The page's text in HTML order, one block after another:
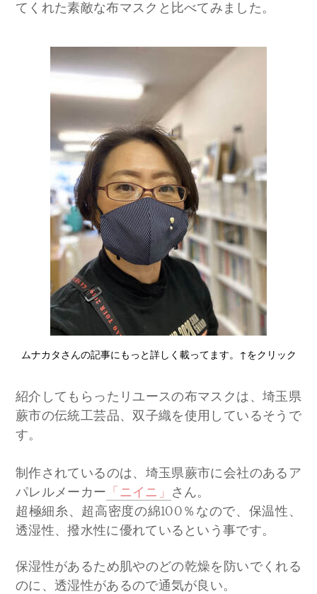
てくれた素敵な布マスクと比べてみました。
ムナカタさんの記事にもっと詳しく載ってます。↑をクリック
紹介してもらったリユースの布マスクは、埼玉県
蕨市の伝統工芸品、双子織を使用しているそうで
す。
制作されているのは、埼玉県蕨市に会社のあるア
パレルメーカー 「ニイニ」 さん。
超極細糸、超高密度の綿100％なので、保温性、
透湿性、撥水性に優れているという事です。
保湿性があるため肌やのどの乾燥を防いでくれる
のに、透湿性があるので通気が良い。